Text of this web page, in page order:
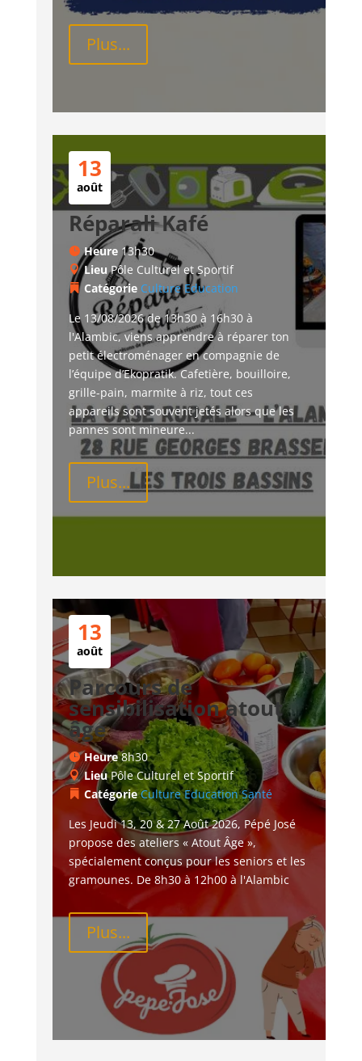
Plus...
13
août
Réparali Kafé
Heure 13h30
LieuPôle Culturel et Sportif
Catégorie Culture Education
Le 13/08/2026 de 13h30 à 16h30 à
l'Alambic, viens apprendre à réparer ton
petit électroménager en compagnie de
l’équipe d’Ekopratik. Cafetière, bouilloire,
grille-pain, marmite à riz, tout ces
appareils sont souvent jetés alors que les
pannes sont mineure...
Plus...
13
août
Parcours de
sensibilisation atout
âge
Heure8h30
LieuPôle Culturel et Sportif
CatégorieCulture Education Santé
Les Jeudi 13, 20 & 27 Août 2026, Pépé José
propose des ateliers « Atout Âge »,
spécialement conçus pour les seniors et les
gramounes. De 8h30 à 12h00 à l'Alambic
Plus...